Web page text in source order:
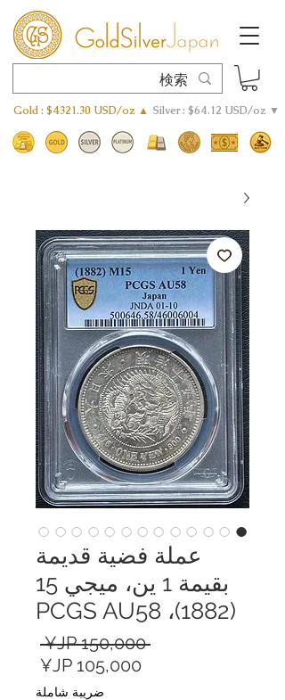
Gold : $4321.30 USD/oz ▲ Silver : $64.12 USD/oz ▼
عملة فضية قديمة
بقيمة 1 ين، ميجي 15
(1882)، PCGS AU58
‏150,000 JP¥
سعر
البيعضريبة شاملة